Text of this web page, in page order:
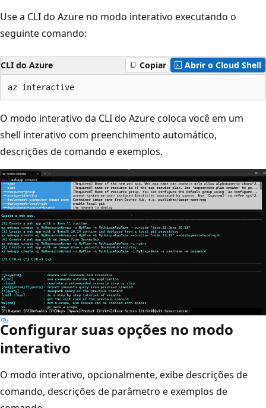
Use a CLI do Azure no modo interativo executando o
seguinte comando:
CLI do Azure Copiar Abrir o Cloud Shell
O modo interativo da CLI do Azure coloca você em um
shell interativo com preenchimento automático,
descrições de comando e exemplos.
Configurar suas opções no modo
interativo
O modo interativo, opcionalmente, exibe descrições de
comando, descrições de parâmetro e exemplos de